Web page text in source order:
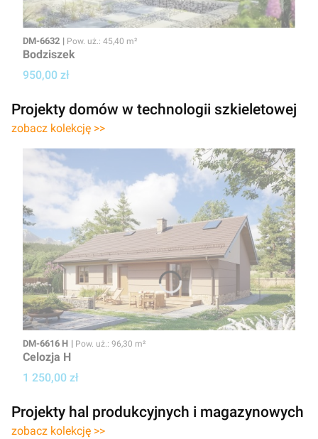
Kod
DM-6632 Powierzchnia użytkowa
Pow. uż.: 45,40 m²
Bodziszek
Cena projektu
950,00 zł
Projekty domów w technologii szkieletowej
zobacz kolekcję >>
Kod
DM-6616 H Powierzchnia użytkowa
Pow. uż.: 96,30 m²
Celozja H
Cena projektu
1 250,00 zł
Projekty hal produkcyjnych i magazynowych
zobacz kolekcję >>